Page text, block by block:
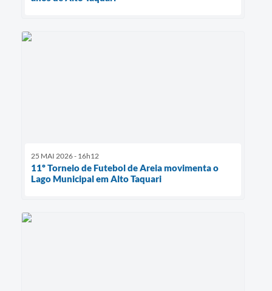
25 MAI 2026 - 16h12
11º Torneio de Futebol de Areia movimenta o
Lago Municipal em Alto Taquari